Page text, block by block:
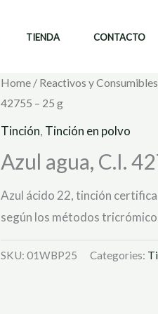
TIENDA CONTACTO
Home / Reactivos y Consumibles
42755 – 25 g
Tinción, Tinción en polvo
Azul agua, C.I.
Azul ácido 22, tinción
según los métodos
SKU: 01WBP25 Categories: